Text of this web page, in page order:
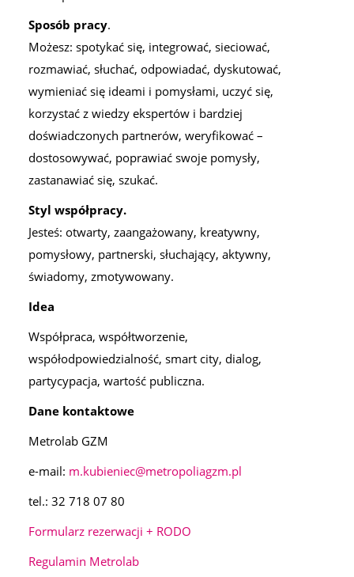
Sposób pracy.
Możesz: spotykać się, integrować, sieciować,
rozmawiać, słuchać, odpowiadać, dyskutować,
wymieniać się ideami i pomysłami, uczyć się,
korzystać z wiedzy ekspertów i bardziej
doświadczonych partnerów, weryfikować –
dostosowywać, poprawiać swoje pomysły,
zastanawiać się, szukać.
Styl współpracy.
Jesteś: otwarty, zaangażowany, kreatywny,
pomysłowy, partnerski, słuchający, aktywny,
świadomy, zmotywowany.
Idea
Współpraca, współtworzenie,
współodpowiedzialność, smart city, dialog,
partycypacja, wartość publiczna.
Dane kontaktowe
Metrolab GZM
e-mail: m.kubieniec@metropoliagzm.pl
tel.: 32 718 07 80
Formularz rezerwacji + RODO
Regulamin Metrolab